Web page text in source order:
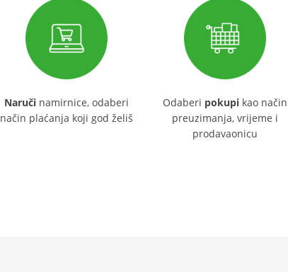
Naruči namirnice, odaberi
način plaćanja koji god želiš
Odaberi pokupi kao način
preuzimanja, vrijeme i
prodavaonicu